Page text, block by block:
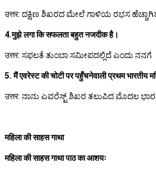
उत्तर: ದಕ್ಷಿಣ ಶಿಖರದ ಮೇಲೆ ಗಾಳಿಯ ರಭಸ
4.मुझे लगा कि सफलता बहुत नजदीक है।
उत्तर: ಸಫಲತೆ ತುಂಬಾ ಸಮೀಪದಲ್ಲಿದೆ ಎಂದು ನನಗೆ
5. मैं एवरेस्ट की चोटी पर पहुँचनेवाली प्रथम भारतीय
उत्तर: ನಾನು ಎವರೆಸ್ಟ್ ಶಿಖರ ತಲುಪಿದ ಮೊದಲ
महिला की साहस गाथा
महिला की साहस गाथा पाठ का आशयः